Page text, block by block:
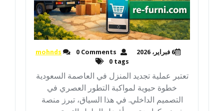
6 فبراير، 2026 mohnds
0 Comments
0 tags
تعتبر عملية تجديد المنزل في العاصمة السعودية
خطوة حيوية لمواكبة التطور العصري في
التصميم الداخلي. في هذا السياق، تبرز منصة